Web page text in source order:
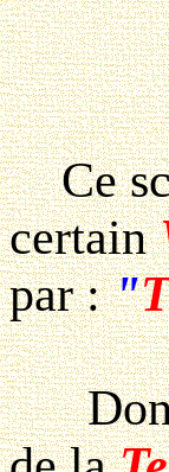
Ce
certain
par :"
Donc